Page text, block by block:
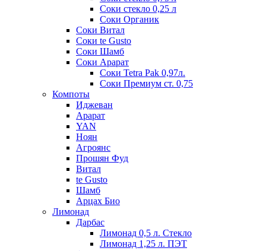
Соки стекло 0,25 л
Соки Органик
Соки Витал
Соки te Gusto
Соки Шамб
Соки Арарат
Соки Tetra Pak 0,97л.
Соки Премиум ст. 0,75
Компоты
Иджеван
Арарат
YAN
Ноян
Агроянс
Прошян Фуд
Витал
te Gusto
Шамб
Арцах Био
Лимонад
Дарбас
Лимонад 0,5 л. Стекло
Лимонад 1,25 л. ПЭТ